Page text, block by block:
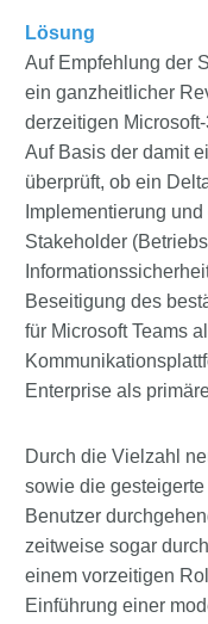
Lösung
Auf Empfehlung der
ein ganzheitlicher
derzeitigen
Auf Basis der damit
überprüft, ob ein
Implementierung
Stakeholder
Beseitigung des
für Microsoft Teams
Enterprise als
Durch die Vielzahl
sowie die
Benutzer
zeitweise sogar
einem vorzeitigen
Einführung einer